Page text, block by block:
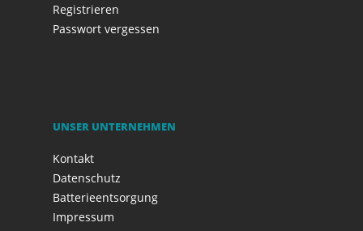
Registrieren
Passwort vergessen
UNSER UNTERNEHMEN
Kontakt
Datenschutz
Batterieentsorgung
Impressum